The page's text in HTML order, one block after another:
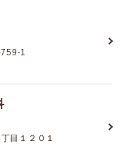
1
目１２０１